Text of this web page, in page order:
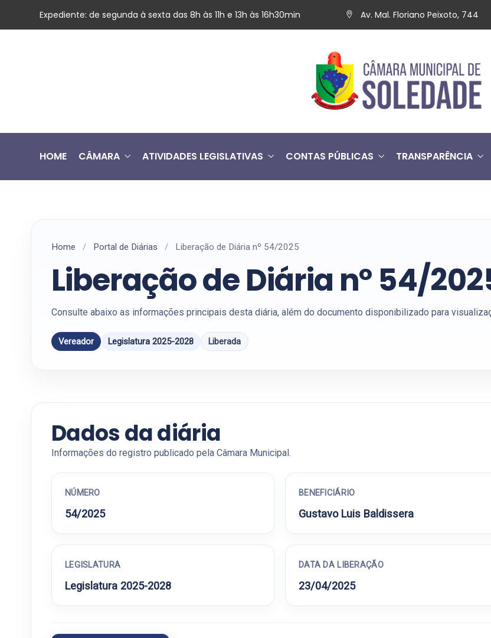
Expediente: de segunda à sexta das 8h às 11h e 13h às 16h30min Av. Mal. Floriano Peixoto, 744
HOME CÂMARA ATIVIDADES LEGISLATIVAS CONTAS PÚBLICAS TRANSPARÊNCIA
Home / Portal de Diárias / Liberação de Diária nº 54/2025
Liberação de Diária nº 54/
Consulte abaixo as informações principais desta diária, além do documento disponibilizado para
Vereador Legislatura 2025-2028 Liberada
Dados da diária
Informações do registro publicado pela Câmara Municipal.
NÚMERO
54/2025
BENEFICIÁRIO
Gustavo Luis Baldissera
LEGISLATURA
Legislatura 2025-2028
DATA DA LIBERAÇÃO
23/04/2025